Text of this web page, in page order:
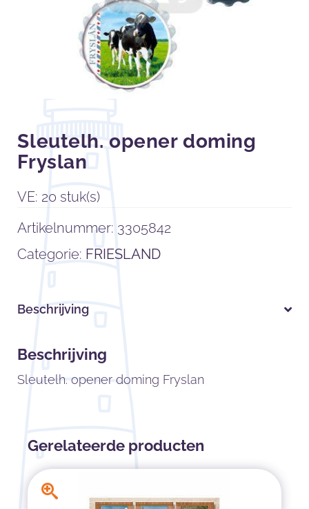
Sleutelh. opener doming
Fryslan
VE: 20 stuk(s)
Artikelnummer: 3305842
Categorie: FRIESLAND
Beschrijving
Beschrijving
Sleutelh. opener doming Fryslan
Gerelateerde producten